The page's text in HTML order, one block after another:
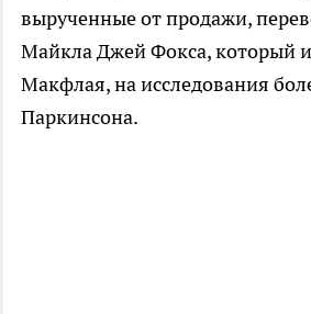
вырученные от продажи,
Майкла Джей Фокса, который
Макфлая, на исследования
Паркинсона.